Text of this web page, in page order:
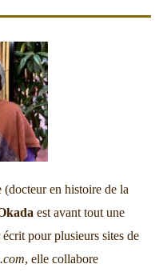
en histoire de la
est avant tout une
pour plusieurs sites de
, elle collabore